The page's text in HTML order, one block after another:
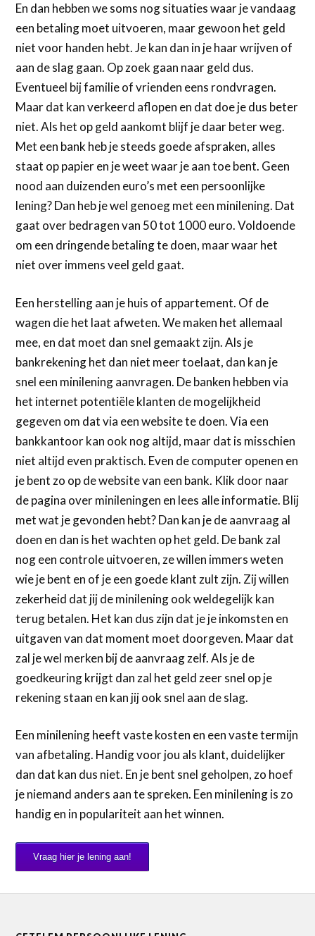
En dan hebben we soms nog situaties waar je vandaag
een betaling moet uitvoeren, maar gewoon het geld
niet voor handen hebt. Je kan dan in je haar wrijven of
aan de slag gaan. Op zoek gaan naar geld dus.
Eventueel bij familie of vrienden eens rondvragen.
Maar dat kan verkeerd aflopen en dat doe je dus beter
niet. Als het op geld aankomt blijf je daar beter weg.
Met een bank heb je steeds goede afspraken, alles
staat op papier en je weet waar je aan toe bent. Geen
nood aan duizenden euro’s met een persoonlijke
lening? Dan heb je wel genoeg met een minilening. Dat
gaat over bedragen van 50 tot 1000 euro. Voldoende
om een dringende betaling te doen, maar waar het
niet over immens veel geld gaat.
Een herstelling aan je huis of appartement. Of de
wagen die het laat afweten. We maken het allemaal
mee, en dat moet dan snel gemaakt zijn. Als je
bankrekening het dan niet meer toelaat, dan kan je
snel een minilening aanvragen. De banken hebben via
het internet potentiële klanten de mogelijkheid
gegeven om dat via een website te doen. Via een
bankkantoor kan ook nog altijd, maar dat is misschien
niet altijd even praktisch. Even de computer openen en
je bent zo op de website van een bank. Klik door naar
de pagina over minileningen en lees alle informatie. Blij
met wat je gevonden hebt? Dan kan je de aanvraag al
doen en dan is het wachten op het geld. De bank zal
nog een controle uitvoeren, ze willen immers weten
wie je bent en of je een goede klant zult zijn. Zij willen
zekerheid dat jij de minilening ook weldegelijk kan
terug betalen. Het kan dus zijn dat je je inkomsten en
uitgaven van dat moment moet doorgeven. Maar dat
zal je wel merken bij de aanvraag zelf. Als je de
goedkeuring krijgt dan zal het geld zeer snel op je
rekening staan en kan jij ook snel aan de slag.
Een minilening heeft vaste kosten en een vaste termijn
van afbetaling. Handig voor jou als klant, duidelijker
dan dat kan dus niet. En je bent snel geholpen, zo hoef
je niemand anders aan te spreken. Een minilening is zo
handig en in populariteit aan het winnen.
Vraag hier je lening aan!